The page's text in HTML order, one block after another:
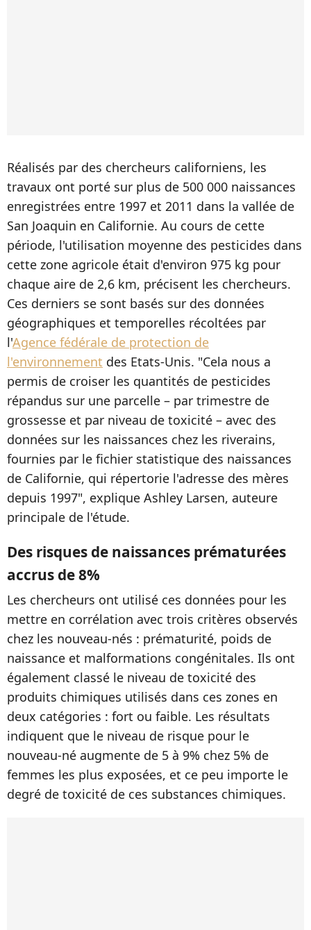
Réalisés par des chercheurs californiens, les
travaux ont porté sur plus de 500 000 naissances
enregistrées entre 1997 et 2011 dans la vallée de
San Joaquin en Californie. Au cours de cette
période, l'utilisation moyenne des pesticides dans
cette zone agricole était d'environ 975 kg pour
chaque aire de 2,6 km, précisent les chercheurs.
Ces derniers se sont basés sur des données
géographiques et temporelles récoltées par
l'Agence fédérale de protection de
l'environnement des Etats-Unis. "Cela nous a
permis de croiser les quantités de pesticides
répandus sur une parcelle – par trimestre de
grossesse et par niveau de toxicité – avec des
données sur les naissances chez les riverains,
fournies par le fichier statistique des naissances
de Californie, qui répertorie l'adresse des mères
depuis 1997", explique Ashley Larsen, auteure
principale de l'étude.
Des risques de naissances prématurées
accrus de 8%
Les chercheurs ont utilisé ces données pour les
mettre en corrélation avec trois critères observés
chez les nouveau-nés : prématurité, poids de
naissance et malformations congénitales. Ils ont
également classé le niveau de toxicité des
produits chimiques utilisés dans ces zones en
deux catégories : fort ou faible. Les résultats
indiquent que le niveau de risque pour le
nouveau-né augmente de 5 à 9% chez 5% de
femmes les plus exposées, et ce peu importe le
degré de toxicité de ces substances chimiques.